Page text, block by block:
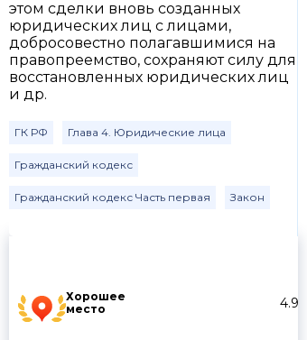
Хорошее
место
4.9
этом сделки вновь созданных
юридических лиц с лицами,
добросовестно полагавшимися на
правопреемство, сохраняют силу для
восстановленных юридических лиц
и др.
ГК РФ Глава 4. Юридические лица
Гражданский кодекс
Гражданский кодекс Часть первая Закон